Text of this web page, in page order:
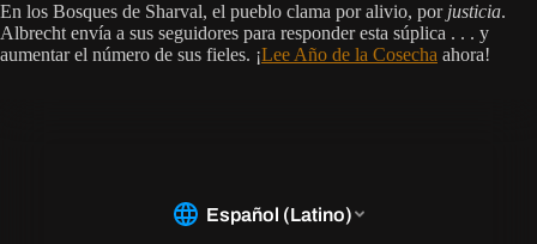
En los Bosques de Sharval, el pueblo clama por alivio, por justicia.
Albrecht envía a sus seguidores para responder esta súplica . . . y
aumentar el número de sus fieles. ¡Lee Año de la Cosecha ahora!